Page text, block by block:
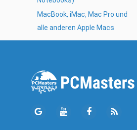
MacBook, iMac, Mac Pro und
alle anderen Apple Macs